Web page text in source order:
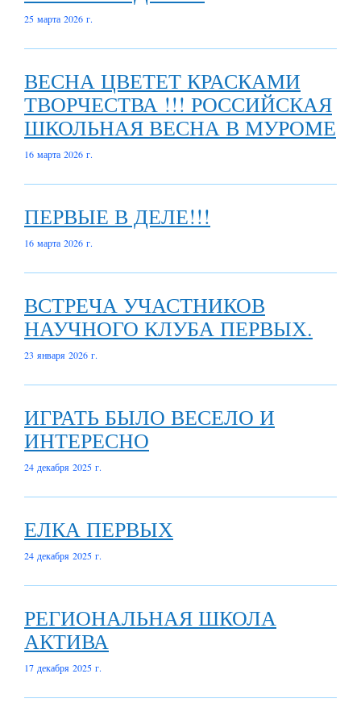
25 марта 2026 г.
ВЕСНА ЦВЕТЕТ КРАСКАМИ
ТВОРЧЕСТВА !!! РОССИЙСКАЯ
ШКОЛЬНАЯ ВЕСНА В МУРОМЕ
16 марта 2026 г.
ПЕРВЫЕ В ДЕЛЕ!!!
16 марта 2026 г.
ВСТРЕЧА УЧАСТНИКОВ
НАУЧНОГО КЛУБА ПЕРВЫХ.
23 января 2026 г.
ИГРАТЬ БЫЛО ВЕСЕЛО И
ИНТЕРЕСНО
24 декабря 2025 г.
ЕЛКА ПЕРВЫХ
24 декабря 2025 г.
РЕГИОНАЛЬНАЯ ШКОЛА
АКТИВА
17 декабря 2025 г.